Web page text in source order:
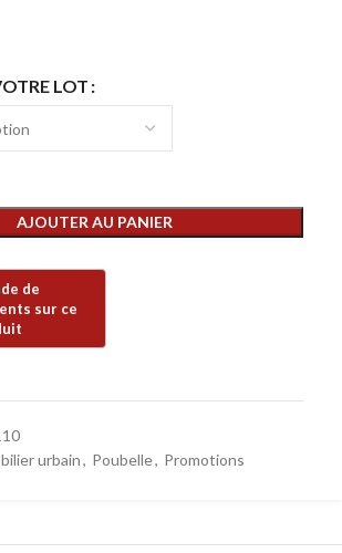
LOT
AJOUTER AU PANIER
urbain, Poubelle, Promotions